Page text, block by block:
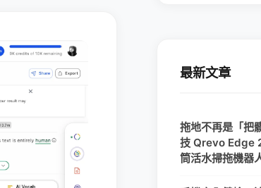
最新文章
拖地不再是「把
技 Qrevo Edge
筒活水掃拖機器